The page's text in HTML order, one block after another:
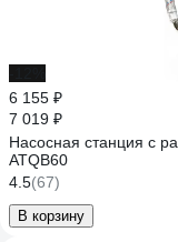
6 155 ₽
7 019 ₽
Насосная станция с
ATQB60
4.5(67)
В корзину